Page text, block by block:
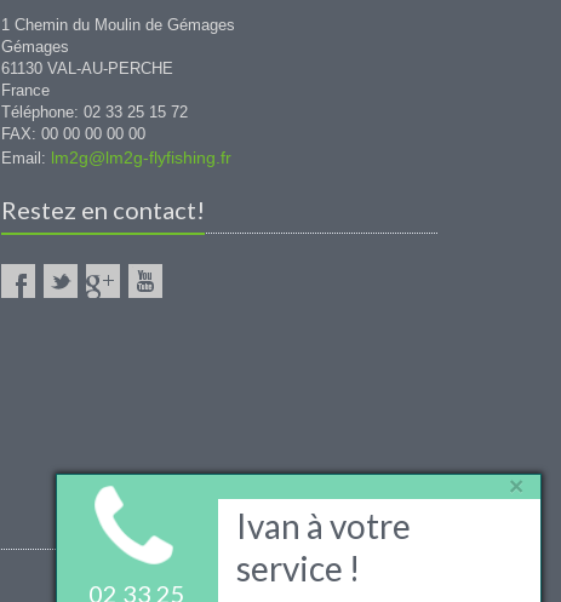
×
02 33 25
Ivan à votre
service !
1 Chemin du Moulin de Gémages
Gémages
61130 VAL-AU-PERCHE
France
Téléphone: 02 33 25 15 72
FAX: 00 00 00 00 00
Email: lm2g@lm2g-flyfishing.fr
Restez en contact!